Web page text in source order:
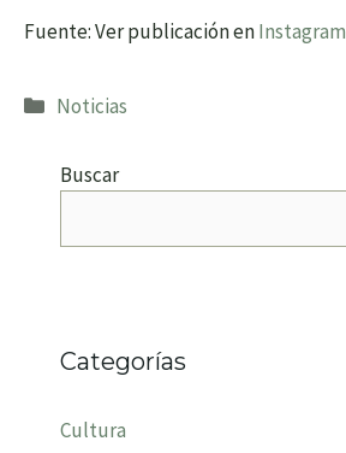
Fuente: Ver publicación enInstagram
Categorías
Noticias
Buscar
Categorías
Cultura